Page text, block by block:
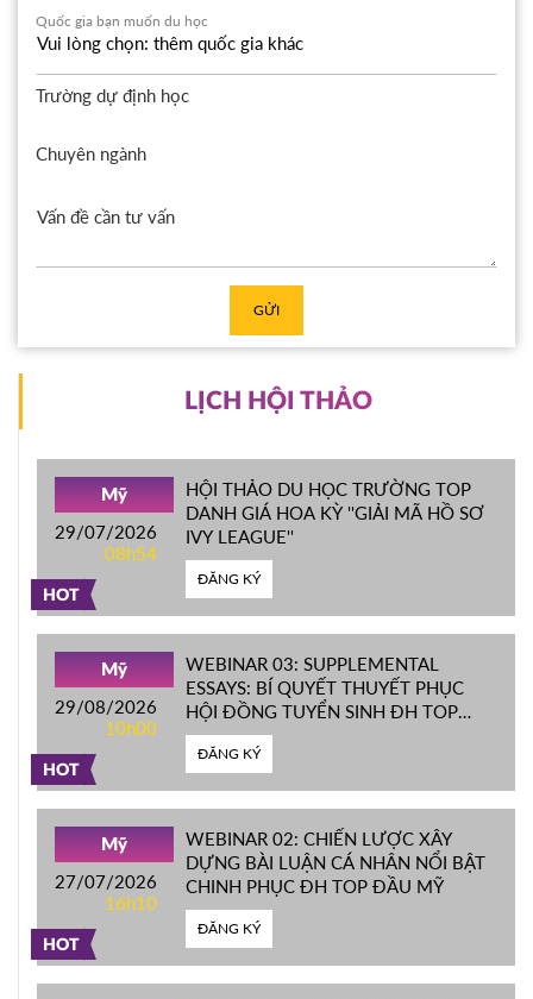
Quốc gia bạn muốn du học
Trường dự định học
Chuyên ngành
GỬI
LỊCH HỘI THẢO
HOT
Mỹ
29/07/2026
08h54
HỘI THẢO DU HỌC TRƯỜNG TOP
DANH GIÁ HOA KỲ ''GIẢI MÃ HỒ SƠ
IVY LEAGUE''
ĐĂNG KÝ
HOT
Mỹ
29/08/2026
10h00
WEBINAR 03: SUPPLEMENTAL
ESSAYS: BÍ QUYẾT THUYẾT PHỤC
HỘI ĐỒNG TUYỂN SINH ĐH TOP
ĐẦU MỸ
ĐĂNG KÝ
HOT
Mỹ
27/07/2026
16h10
WEBINAR 02: CHIẾN LƯỢC XÂY
DỰNG BÀI LUẬN CÁ NHÂN NỔI BẬT
CHINH PHỤC ĐH TOP ĐẦU MỸ
ĐĂNG KÝ